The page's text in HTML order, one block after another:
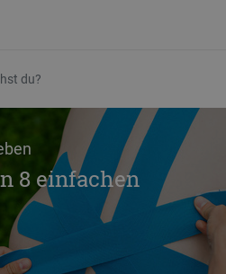
8 einfachen